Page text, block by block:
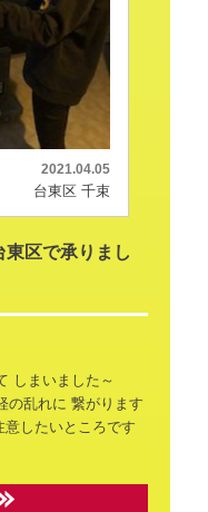
2021.04.05
台東区 千束
東区で承りまし
しまいました～
の乱れに 繋がります
意したいところです